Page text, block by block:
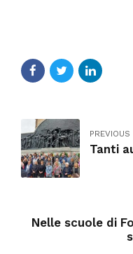
PREVIOUS
Tanti
Nelle scuole di